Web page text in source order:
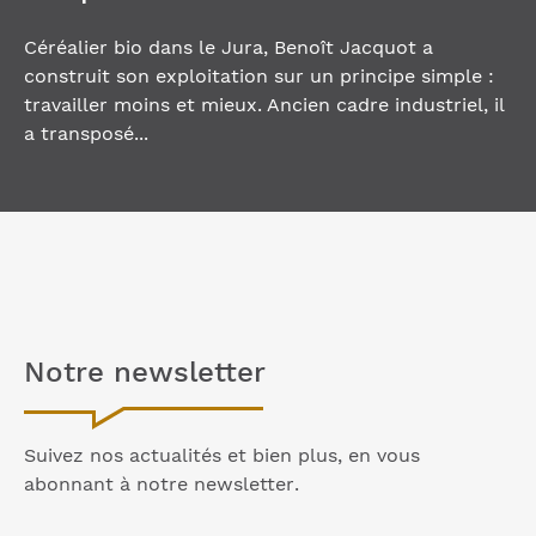
Céréalier bio dans le Jura, Benoît Jacquot a
construit son exploitation sur un principe simple :
travailler moins et mieux. Ancien cadre industriel, il
a transposé...
Notre newsletter
Suivez nos actualités et bien plus, en vous
abonnant à notre newsletter.